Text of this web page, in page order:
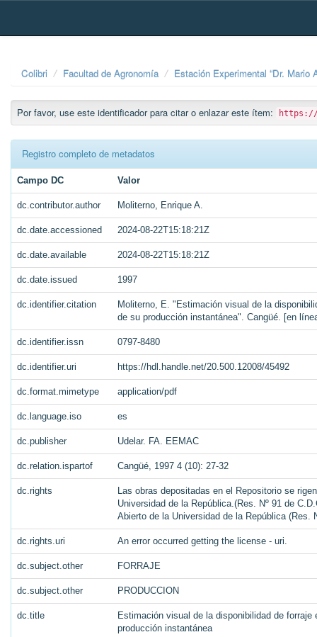
Skip
Colibri Facultad de Agronomía Estación Experimental “Dr. Mario
Por favor, use este identificador para citar o enlazar este ítem: https://
Registro completo de metadatos
Campo DC Valor
dc.contributor.author Moliterno, Enrique A.
dc.date.accessioned 2024-08-22T15:18:21Z
dc.date.available 2024-08-22T15:18:21Z
dc.date.issued 1997
dc.identifier.citation
Moliterno, E. "Estimación visual de la
de su producción instantánea". Cangüé. [en
dc.identifier.issn 0797-8480
dc.identifier.uri https://hdl.handle.net/20.500.12008/45492
dc.format.mimetype application/pdf
dc.language.iso es
dc.publisher Udelar. FA. EEMAC
dc.relation.ispartof Cangüé, 1997 4 (10): 27-32
dc.rights
Las obras depositadas en el Repositorio se
Universidad de la República.(Res. Nº 91 de
Abierto de la Universidad de la República (Res.
dc.rights.uri An error occurred getting the license - uri.
dc.subject.other FORRAJE
dc.subject.other PRODUCCION
dc.title
Estimación visual de la disponibilidad de
producción instantánea